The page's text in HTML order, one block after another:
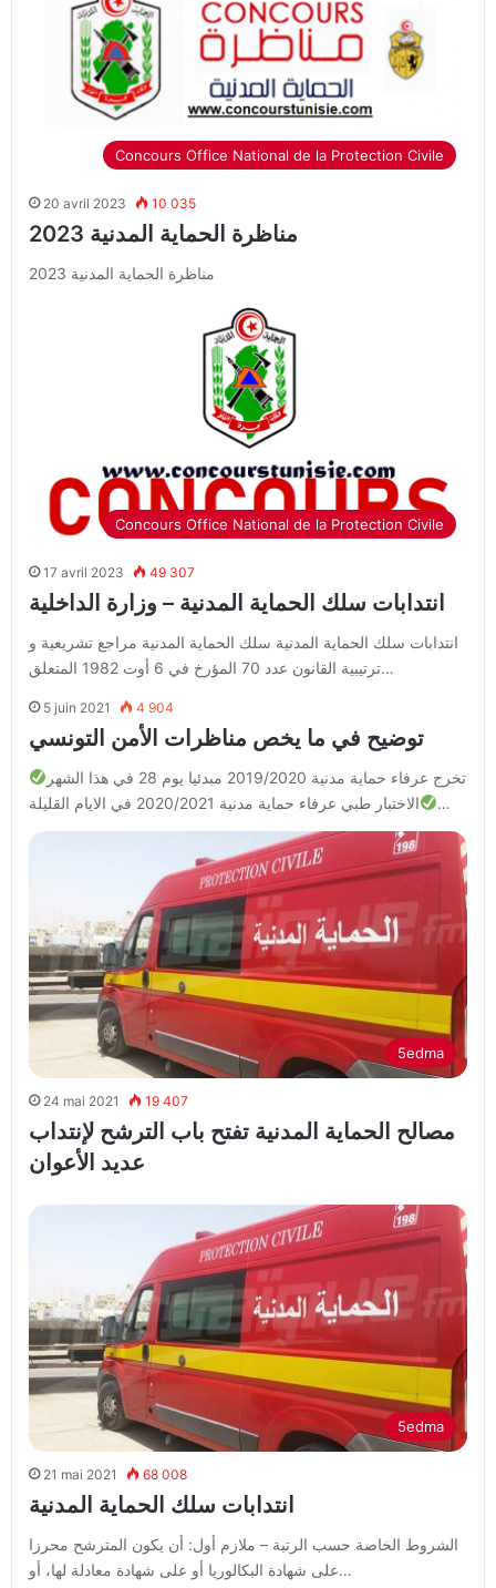
Concours Office National de la Protection Civile
20 avril 2023 10 035
مناظرة الحماية المدنية 2023
مناظرة الحماية المدنية 2023
Concours Office National de la Protection Civile
17 avril 2023 49 307
انتدابات سلك الحماية المدنية – وزارة الداخلية
انتدابات سلك الحماية المدنية سلك الحماية المدنية مراجع تشريعية و
ترتيبية القانون عدد 70 المؤرخ في 6 أوت 1982 المتعلق…
5 juin 2021 4 904
توضيح في ما يخص مناظرات الأمن التونسي
تخرج عرفاء حماية مدنية 2019/2020 مبدئيا يوم 28 في هذا الشهر
الاختبار طبي عرفاء حماية مدنية 2020/2021 في الايام القليلة…
5edma
24 mai 2021 19 407
مصالح الحماية المدنية تفتح باب الترشح لإنتداب
عديد الأعوان
5edma
21 mai 2021 68 008
انتدابات سلك الحماية المدنية
الشروط الخاصة حسب الرتبة – ملازم أول: أن يكون المترشح محرزا
على شهادة البكالوريا أو على شهادة معادلة لها، أو…